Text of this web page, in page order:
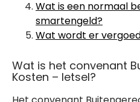
Wat is een normaal
smartengeld?
Wat wordt er
Wat is het convenant
Kosten – letsel?